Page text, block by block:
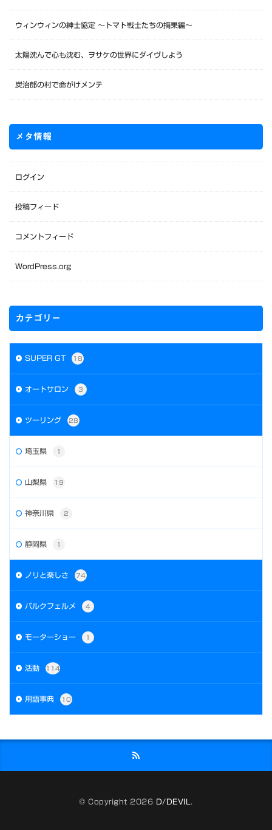
ウィンウィンの紳士協定 〜トマト戦士たちの摘果編〜
太陽沈んで心も沈む、ヲサケの世界にダイヴしよう
炭治郎の村で命がけメンテ
メタ情報
ログイン
投稿フィード
コメントフィード
WordPress.org
カテゴリー
SUPER GT 18
オートサロン 3
ツーリング 28
埼玉県 1
山梨県 19
神奈川県 2
静岡県 1
ノリと楽しさ 74
パルクフェルメ 4
モーターショー 1
活動 114
用語事典 10
© Copyright 2026 D/DEVIL